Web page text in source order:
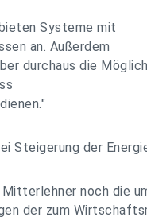
Systeme mit
an. Außerdem
durchaus die
Steigerung der
noch die
der zum